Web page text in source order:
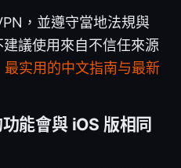
，並遵守當地法規與
議使用來自不信任來源
实用的中文指南与最新
能會與 iOS 版相同